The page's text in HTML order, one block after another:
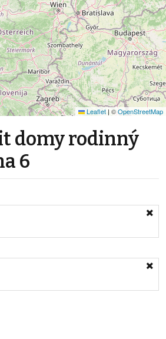
Leaflet | ©OpenStreetMap
domy rodinný
6